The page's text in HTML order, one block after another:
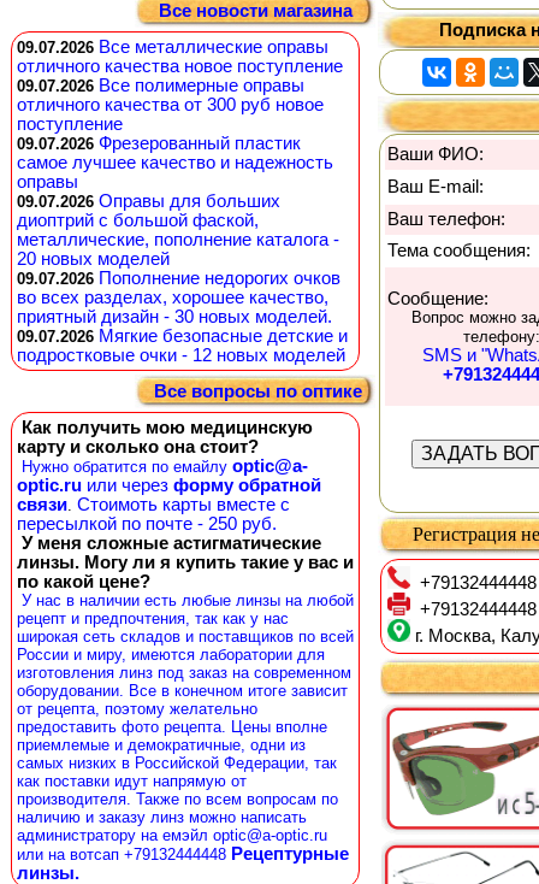
Все новости магазина
09.07.2026 Все металлические оправы
отличного качества новое поступление
09.07.2026 Все полимерные оправы
отличного качества от 300 руб новое
поступление
09.07.2026 Фрезерованный пластик
самое лучшее качество и надежность
оправы
09.07.2026 Оправы для больших
диоптрий с большой фаской,
металлические, пополнение каталога -
20 новых моделей
09.07.2026 Пополнение недорогих очков
во всех разделах, хорошее качество,
приятный дизайн - 30 новых моделей.
09.07.2026 Мягкие безопасные детские и
подростковые очки - 12 новых моделей
Все вопросы по оптике
Как получить мою медицинскую
карту и сколько она стоит?
Нужно обратится по емайлу optic@a-
optic.ru или через форму обратной
связи. Стоимоть карты вместе с
пересылкой по почте - 250 руб.
У меня сложные астигматические
линзы. Могу ли я купить такие у вас и
по какой цене?
У нас в наличии есть любые линзы на любой
рецепт и предпочтения, так как у нас
широкая сеть складов и поставщиков по всей
России и миру, имеются лаборатории для
изготовления линз под заказ на современном
оборудовании. Все в конечном итоге зависит
от рецепта, поэтому желательно
предоставить фото рецепта. Цены вполне
приемлемые и демократичные, одни из
самых низких в Российской Федерации, так
как поставки идут напрямую от
производителя. Также по всем вопросам по
наличию и заказу линз можно написать
администратору на емэйл optic@a-optic.ru
или на вотсап +79132444448 Рецептурные
линзы.
Подписка
Ваши ФИО:
Ваш E-mail:
Ваш телефон:
Тема сообщения:
Сообщение:
Вопрос можно
телефону:
SMS и
Регистрация
+79132444448
+79132444448
г. Москва,